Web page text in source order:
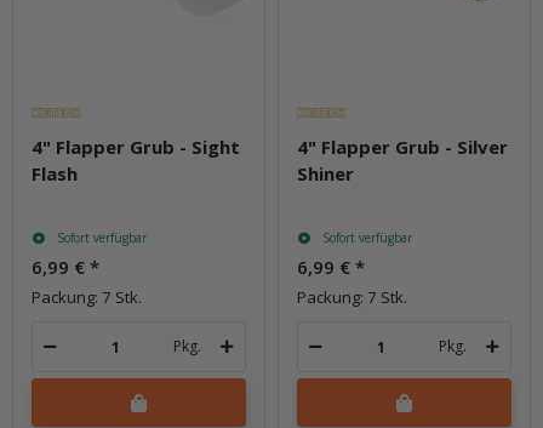
4" Flapper Grub - Sight
Flash
Sofort verfügbar
6,99 € *
Packung: 7 Stk.
Pkg.
4" Flapper Grub - Silver
Shiner
Sofort verfügbar
6,99 € *
Packung: 7 Stk.
Pkg.